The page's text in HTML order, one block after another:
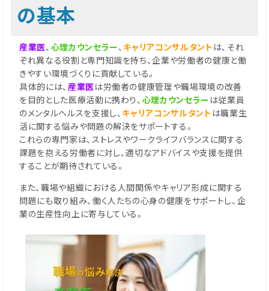
の基本
産業医、 心理カウンセラー、 キャリアコンサルタント は、それ
ぞれ異なる役割と専門知識を持ち、企業や労働者の健康と働
きやすい環境づくりに貢献している。
具体的には、 産業医は労働者の健康管理や職場環境の改善
を目的とした医療活動に携わり、 心理カウンセラー は従業員
のメンタルヘルスを支援し、 キャリアコンサルタント は職業生
活に関する悩みや問題の解決をサポートする。
これらの専門家は、ストレスやワークライフバランスに関する
課題を抱える労働者に対し、適切なアドバイスや支援を提供
することが期待されている。
また、職場や組織における人間関係やキャリア形成に関する
問題にも取り組み、働く人たちの心身の健康をサポートし、企
業の生産性向上に寄与している。